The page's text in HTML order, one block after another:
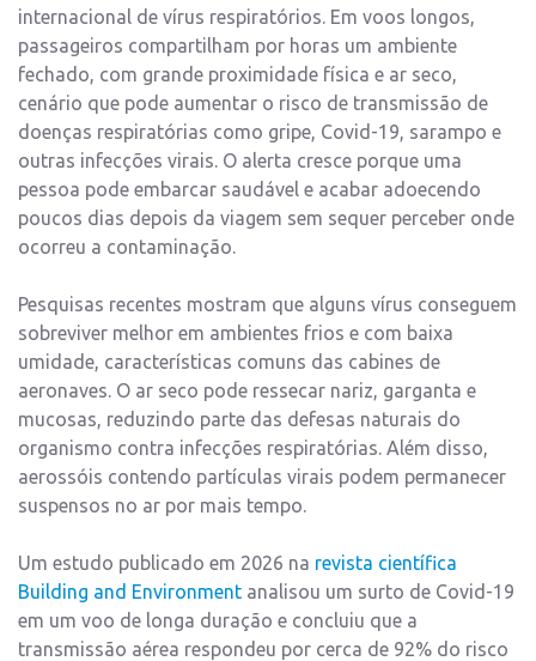
internacional de vírus respiratórios. Em voos longos,
passageiros compartilham por horas um ambiente
fechado, com grande proximidade física e ar seco,
cenário que pode aumentar o risco de transmissão de
doenças respiratórias como gripe, Covid-19, sarampo e
outras infecções virais. O alerta cresce porque uma
pessoa pode embarcar saudável e acabar adoecendo
poucos dias depois da viagem sem sequer perceber onde
ocorreu a contaminação.
Pesquisas recentes mostram que alguns vírus conseguem
sobreviver melhor em ambientes frios e com baixa
umidade, características comuns das cabines de
aeronaves. O ar seco pode ressecar nariz, garganta e
mucosas, reduzindo parte das defesas naturais do
organismo contra infecções respiratórias. Além disso,
aerossóis contendo partículas virais podem permanecer
suspensos no ar por mais tempo.
Um estudo publicado em 2026 na revista científica
Building and Environment analisou um surto de Covid-19
em um voo de longa duração e concluiu que a
transmissão aérea respondeu por cerca de 92% do risco